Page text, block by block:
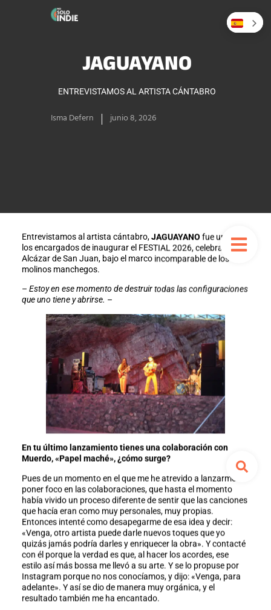
JAGUAYANO
ENTREVISTAMOS AL ARTISTA CÁNTABRO
Isma Defern junio 8, 2026
Entrevistamos al artista cántabro,JAGUAYANO fue uno de
los encargados de inaugurar el FESTIAL 2026, celebrado en
Alcázar de San Juan, bajo el marco incomparable de los
molinos manchegos.
– Estoy en ese momento de destruir todas las configuraciones
que uno tiene y abrirse. –
En tu último lanzamiento tienes una colaboración con
Muerdo, «Papel maché», ¿cómo surge?
Pues de un momento en el que me he atrevido a lanzarme a
poner foco en las colaboraciones, que hasta el momento
había vivido un proceso diferente de sentir que las canciones
que hacía eran como muy personales, muy propias.
Entonces intenté como desapegarme de esa idea y decir:
«Venga, otro artista puede darle nuevos toques que yo
quizás jamás podría darles y enriquecer la obra». Y contacté
con él porque la verdad es que, al hacer los acordes, ese
estilo así más bossa me llevó a su arte. Y se lo propuse por
Instagram porque no nos conocíamos, y dijo: «Venga, para
adelante». Y así se dio de manera muy orgánica, y el
resultado también me ha encantado.